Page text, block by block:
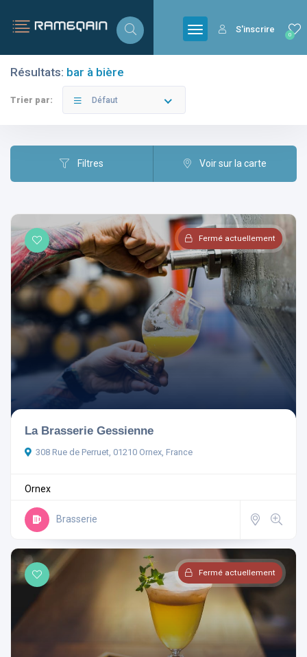
0
S'inscrire
Filtres Catégories
Catégories
Aménagements
Réinitialiser les filtres
Résultats: bar à bière
Trier par: Défaut
Filtres Voir sur la carte
Fermé actuellement
La Brasserie Gessienne
308 Rue de Perruet, 01210 Ornex, France
Ornex
Brasserie
Fermé actuellement